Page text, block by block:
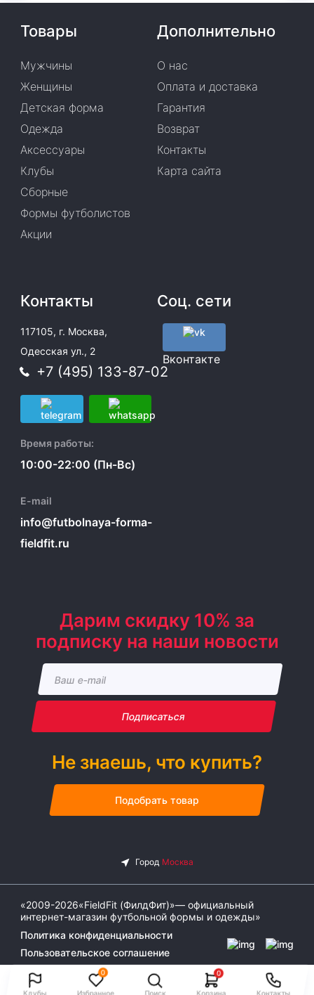
Клубы
0
Избранное Поиск
0
Корзина Контакты
Товары
Мужчины
Женщины
Детская форма
Одежда
Аксессуары
Клубы
Сборные
Формы футболистов
Акции
Дополнительно
О нас
Оплата и доставка
Гарантия
Возврат
Контакты
Карта сайта
Контакты
117105, г. Москва,
Одесская ул., 2
+7 (495) 133-87-02
Время работы:
10:00-22:00 (Пн-Вс)
E-mail
info@futbolnaya-forma-
fieldfit.ru
Соц. сети
Вконтакте
Дарим скидку 10% за
подписку на наши новости
Подписаться
Не знаешь, что купить?
Подобрать товар
«2009-2026«FieldFit (ФилдФит)»— официальный
интернет-магазин футбольной формы и одежды»
Политика конфиденциальности
Пользовательское соглашение